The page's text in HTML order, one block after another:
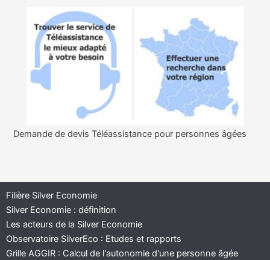
Demande de devis Téléassistance pour personnes âgées
Filière Silver Economie
Silver Economie : définition
Les acteurs de la Silver Economie
Observatoire SilverEco : Etudes et rapports
Grille AGGIR : Calcul de l'autonomie d'une personne âgée